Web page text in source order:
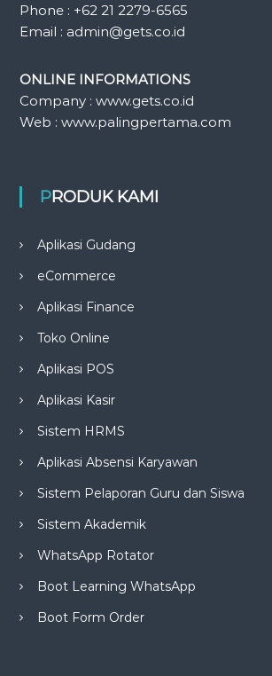
Phone : +62 21 2279-6565
Email : admin@gets.co.id
ONLINE INFORMATIONS
Company : www.gets.co.id
Web : www.palingpertama.com
PRODUK KAMI
Aplikasi Gudang
eCommerce
Aplikasi Finance
Toko Online
Aplikasi POS
Aplikasi Kasir
Sistem HRMS
Aplikasi Absensi Karyawan
Sistem Pelaporan Guru dan Siswa
Sistem Akademik
WhatsApp Rotator
Boot Learning WhatsApp
Boot Form Order